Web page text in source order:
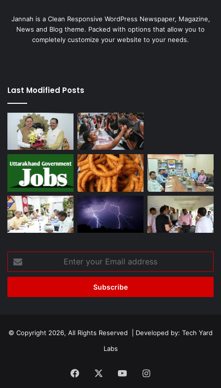
Jannah is a Clean Responsive WordPress Newspaper, Magazine,
News and Blog theme. Packed with options that allow you to
completely customize your website to your needs.
Last Modified Posts
your
Email
© Copyright 2026, All Rights Reserved | Developed by: Tech Yard
Labs
Facebook YouTubeInstagram